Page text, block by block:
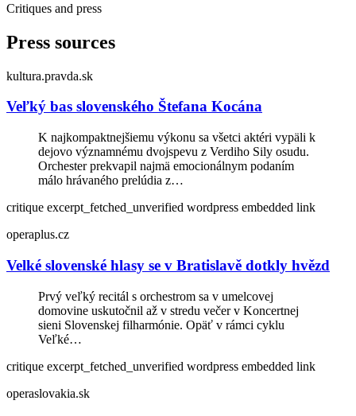
Critiques and press
Press sources
kultura.pravda.sk
Veľký bas slovenského Štefana Kocána
K najkompaktnejšiemu výkonu sa všetci aktéri vypäli k
dejovo významnému dvojspevu z Verdiho Sily osudu.
Orchester prekvapil najmä emocionálnym podaním
málo hrávaného prelúdia z…
critique excerpt_fetched_unverified wordpress embedded link
operaplus.cz
Velké slovenské hlasy se v Bratislavě dotkly hvězd
Prvý veľký recitál s orchestrom sa v umelcovej
domovine uskutočnil až v stredu večer v Koncertnej
sieni Slovenskej filharmónie. Opäť v rámci cyklu
Veľké…
critique excerpt_fetched_unverified wordpress embedded link
operaslovakia.sk